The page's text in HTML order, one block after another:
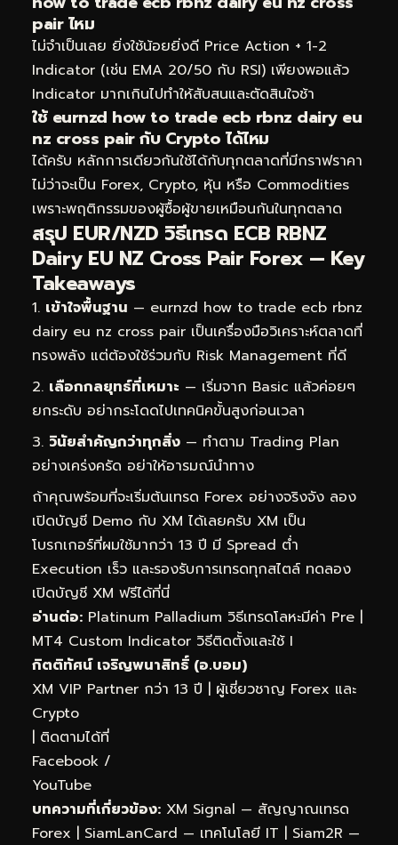
pair ไหม
ไม่จำเป็นเลย ยิ่งใช้น้อยยิ่งดี Price Action + 1-2
Indicator (เช่น EMA 20/50 กับ RSI) เพียงพอแล้ว
Indicator มากเกินไปทำให้สับสนและตัดสินใจช้า
ใช้ eurnzd how to trade ecb rbnz dairy eu
nz cross pair กับ Crypto ได้ไหม
ได้ครับ หลักการเดียวกันใช้ได้กับทุกตลาดที่มีกราฟราคา
ไม่ว่าจะเป็น Forex, Crypto, หุ้น หรือ Commodities
เพราะพฤติกรรมของผู้ซื้อผู้ขายเหมือนกันในทุกตลาด
สรุป EUR/NZD วิธีเทรด ECB RBNZ
Dairy EU NZ Cross Pair Forex — Key
Takeaways
เข้าใจพื้นฐาน — eurnzd how to trade ecb rbnz
dairy eu nz cross pair เป็นเครื่องมือวิเคราะห์ตลาดที่
ทรงพลัง แต่ต้องใช้ร่วมกับ Risk Management ที่ดี
เลือกกลยุทธ์ที่เหมาะ — เริ่มจาก Basic แล้วค่อยๆ
ยกระดับ อย่ากระโดดไปเทคนิคขั้นสูงก่อนเวลา
วินัยสำคัญกว่าทุกสิ่ง — ทำตาม Trading Plan
อย่างเคร่งครัด อย่าให้อารมณ์นำทาง
ถ้าคุณพร้อมที่จะเริ่มต้นเทรด Forex อย่างจริงจัง ลอง
เปิดบัญชี Demo กับ XM ได้เลยครับ XM เป็น
โบรกเกอร์ที่ผมใช้มากว่า 13 ปี มี Spread ต่ำ
Execution เร็ว และรองรับการเทรดทุกสไตล์ ทดลอง
เปิดบัญชี XM ฟรีได้ที่นี่
อ่านต่อ: Platinum Palladium วิธีเทรดโลหะมีค่า Pre |
MT4 Custom Indicator วิธีติดตั้งและใช้ I
กิตติทัศน์ เจริญพนาสิทธิ์ (อ.บอม)
XM VIP Partner กว่า 13 ปี | ผู้เชี่ยวชาญ Forex และ
Crypto
| ติดตามได้ที่
Facebook /
YouTube
บทความที่เกี่ยวข้อง: XM Signal — สัญญาณเทรด
Forex | SiamLanCard — เทคโนโลยี IT | Siam2R —